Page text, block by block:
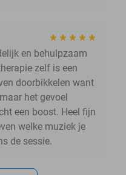
en behulpzaam
zelf is een
doorbikkelen want
het gevoel
een boost. Heel fijn
welke muziek je
de sessie.